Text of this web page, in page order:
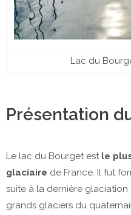
Lac du
Présentation
Le lac du Bourget est le
glaciaire de France. Il fut
suite à la dernière
grands glaciers du